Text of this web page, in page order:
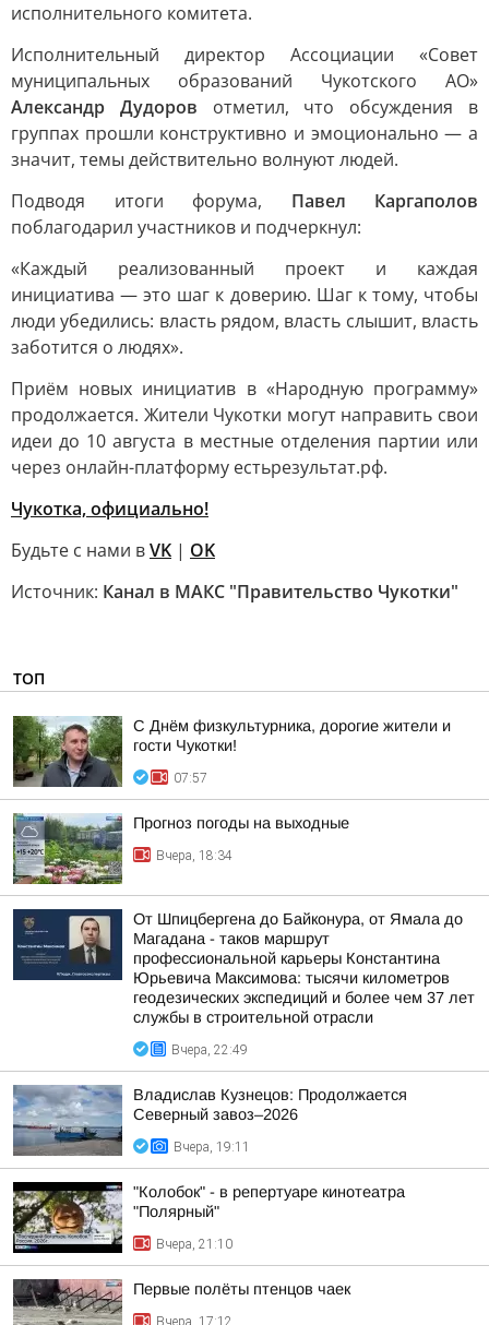
исполнительного комитета.
Исполнительный директор Ассоциации «Совет
муниципальных образований Чукотского АО»
Александр Дудоров отметил, что обсуждения в
группах прошли конструктивно и эмоционально — а
значит, темы действительно волнуют людей.
Подводя итоги форума, Павел Каргаполов
поблагодарил участников и подчеркнул:
«Каждый реализованный проект и каждая
инициатива — это шаг к доверию. Шаг к тому, чтобы
люди убедились: власть рядом, власть слышит, власть
заботится о людях».
Приём новых инициатив в «Народную программу»
продолжается. Жители Чукотки могут направить свои
идеи до 10 августа в местные отделения партии или
через онлайн-платформу естьрезультат.рф.
Чукотка, официально!
Будьте с нами вVK | OK
Источник: Канал в МАКС "Правительство Чукотки"
ТОП
С Днём физкультурника, дорогие жители и
гости Чукотки!
07:57
Прогноз погоды на выходные
Вчера, 18:34
От Шпицбергена до Байконура, от Ямала до
Магадана - таков маршрут
профессиональной карьеры Константина
Юрьевича Максимова: тысячи километров
геодезических экспедиций и более чем 37 лет
службы в строительной отрасли
Вчера, 22:49
Владислав Кузнецов: Продолжается
Северный завоз–2026
Вчера, 19:11
"Колобок" - в репертуаре кинотеатра
"Полярный"
Вчера, 21:10
Первые полёты птенцов чаек
Вчера, 17:12